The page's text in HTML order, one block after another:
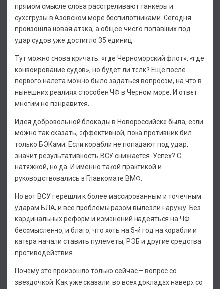
прямом смысле слова расстреливают танкеры и
сухогрузы в Азовском море беспилотниками. Сегодня
произошла новая атака, а общее число попавших под
удар судов уже достигло 35 единиц.
Тут можно снова кричать: «где Черноморский флот», «где
конвоирование судов», но будет ли толк? Еще после
первого налета можно было задаться вопросом, на что в
нынешних реалиях способен ЧФ в Черном море. И ответ
многим не понравится.
Идея добровольной блокады в Новороссийске была, если
можно так сказать, эффективной, пока противник бил
только БЭКами. Если корабли не попадают под удар,
значит результативность ВСУ снижается. Успех? С
натяжкой, но да. И именно такой практикой и
руководствовались в Главкомате ВМФ.
Но вот ВСУ перешли к более массированным и точечным
ударам БЛА, и все проблемы разом вылезли наружу. Без
кардинальных реформ и изменений надеяться на ЧФ
бессмысленно, и благо, что хоть на 5-й год на корабли и
катера начали ставить пулеметы, РЭБ и другие средства
противодействия.
Почему это произошло только сейчас – вопрос со
звездочкой. Как уже сказали, во всех докладах наверх со